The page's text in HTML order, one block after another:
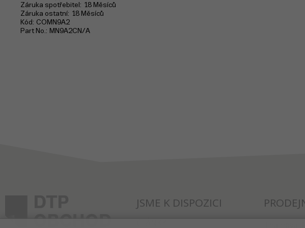
Záruka spotřebitel
18 Měsíců
Záruka ostatní 18 Měsíců
Kód
COMN9A2
Part No.
MN9A2CN/A
JSME K DISPOZICI